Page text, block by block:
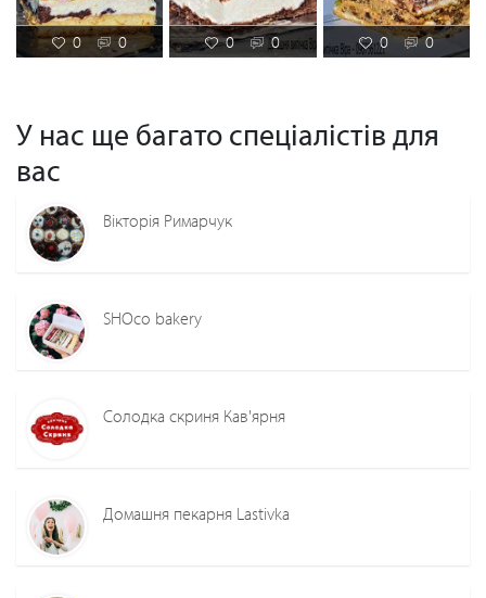
0 0 0 0 0 0
У нас ще багато спеціалістів для
вас
Вікторія Римарчук
SHOco bakery
Солодка скриня Кав'ярня
Домашня пекарня Lastivka